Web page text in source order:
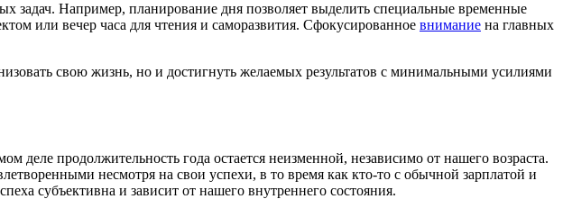
задач. Например, планирование дня позволяет выделить специальные временные
или вечер часа для чтения и саморазвития. Сфокусированное внимание на главных
свою жизнь, но и достигнуть желаемых результатов с минимальными усилиями
деле продолжительность года остается неизменной, независимо от нашего возраста.
несмотря на свои успехи, в то время как кто-то с обычной зарплатой и
субъективна и зависит от нашего внутреннего состояния.